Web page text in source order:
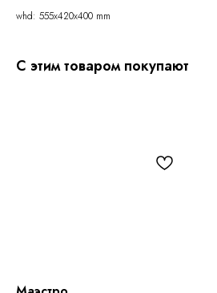
whd: 555x420x400 mm
С этим товаром покупают